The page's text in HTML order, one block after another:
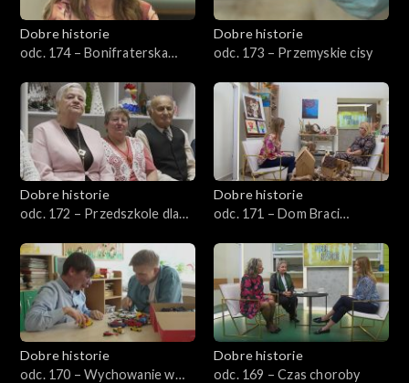
Dobre historie
odc. 174 – Bonifraterska
Dobre historie
odc. 173 – Przemyskie cisy
Dobre historie
odc. 172 – Przedszkole dla
Dobre historie
odc. 171 – Dom Braci
Dobre historie
odc. 170 – Wychowanie w
Dobre historie
odc. 169 – Czas choroby